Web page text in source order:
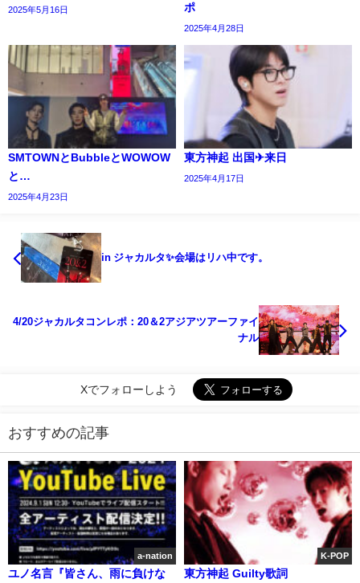
2025年5月16日
ポ
2025年4月28日
SMTOWNとBubbleとWOWOW
と…
2025年4月23日
東方神起 出国✈来日
2025年4月17日
in ジャカルタ✨会場はリハ中です。
4/20ジャカルタコンレポ：20＆2アジアツアーファイ
ナル
Xでフォローしよう
おすすめの記事
a-nation
ユノ名言『皆さん、雨に負けな
K-POP
東方神起 Guilty歌詞